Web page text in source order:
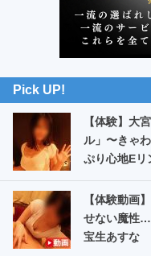
Pick UP!
【体験】大
ル」〜きゃ
ぷり心地Eリ
【体験動画
せない魔性…
宝生あすな